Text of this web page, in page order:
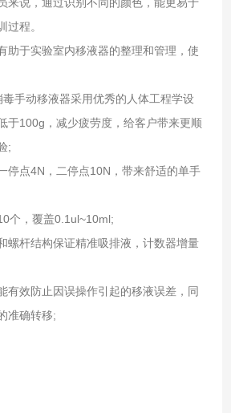
过程。
于实验室内移液器的整理和管理，使
动移液器采用优秀的人体工程学设
于100g，减少疲劳度，给客户带来更顺
;
点4N，二停点10N，带来舒适的单手
，覆盖0.1ul~10ml;
杆结构保证精准吸排液，计数器增量
效防止因误操作引起的移液误差，同
准确转移;